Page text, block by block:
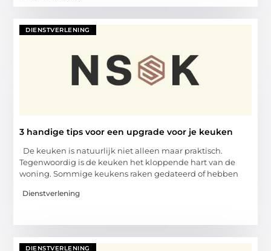
DIENSTVERLENING
3 handige tips voor een upgrade voor je keuken
De keuken is natuurlijk niet alleen maar praktisch.
Tegenwoordig is de keuken het kloppende hart van de
woning. Sommige keukens raken gedateerd of hebben
Dienstverlening
DIENSTVERLENING